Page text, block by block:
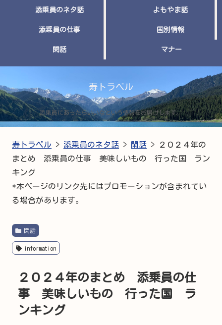
寿トラベル
添乗員にあったらいいなという情報をお届けします。
添乗員のネタ話 よもやま話
添乗員の仕事 国別情報
閑話 マナー
寿トラベル > 添乗員のネタ話 > 閑話 >
２０２４年の
まとめ 添乗員の仕事 美味しいもの 行った国 ラン
キング
*本ページのリンク先にはプロモーションが含まれてい
る場合があります。
閑話
information
２０２４年のまとめ 添乗員の仕
事 美味しいもの 行った国 ラ
ンキング